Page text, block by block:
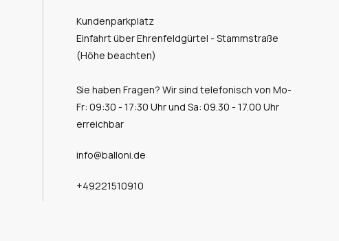
Kundenparkplatz
Einfahrt über Ehrenfeldgürtel - Stammstraße
(Höhe beachten)
Sie haben Fragen? Wir sind telefonisch von Mo-
Fr: 09:30 - 17:30 Uhr und Sa: 09.30 - 17.00 Uhr
erreichbar
info@balloni.de
+49221510910